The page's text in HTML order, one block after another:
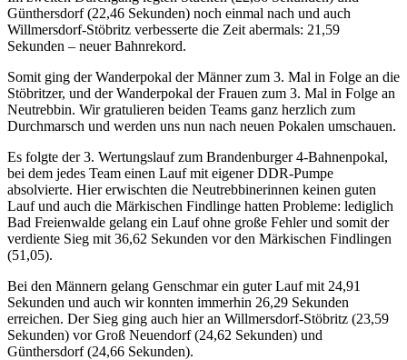
Günthersdorf (22,46 Sekunden) noch einmal nach und auch
Willmersdorf-Stöbritz verbesserte die Zeit abermals: 21,59
Sekunden – neuer Bahnrekord.
Somit ging der Wanderpokal der Männer zum 3. Mal in Folge an die
Stöbritzer, und der Wanderpokal der Frauen zum 3. Mal in Folge an
Neutrebbin. Wir gratulieren beiden Teams ganz herzlich zum
Durchmarsch und werden uns nun nach neuen Pokalen umschauen.
Es folgte der 3. Wertungslauf zum Brandenburger 4-Bahnenpokal,
bei dem jedes Team einen Lauf mit eigener DDR-Pumpe
absolvierte. Hier erwischten die Neutrebbinerinnen keinen guten
Lauf und auch die Märkischen Findlinge hatten Probleme: lediglich
Bad Freienwalde gelang ein Lauf ohne große Fehler und somit der
verdiente Sieg mit 36,62 Sekunden vor den Märkischen Findlingen
(51,05).
Bei den Männern gelang Genschmar ein guter Lauf mit 24,91
Sekunden und auch wir konnten immerhin 26,29 Sekunden
erreichen. Der Sieg ging auch hier an Willmersdorf-Stöbritz (23,59
Sekunden) vor Groß Neuendorf (24,62 Sekunden) und
Günthersdorf (24,66 Sekunden).